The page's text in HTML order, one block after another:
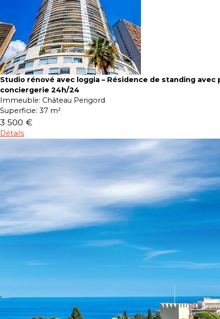
Studio rénové avec loggia – Résidence de standing avec
conciergerie 24h/24
Immeuble: Château Perigord
Superficie: 37 m²
3 500 €
Détails